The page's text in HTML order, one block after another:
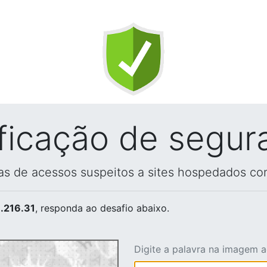
de
de acessos suspeitos a sites hospedados
, responda ao desafio abaixo.
Digite a palavra na imagem